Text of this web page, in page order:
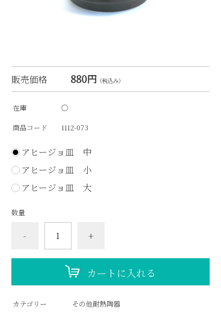
販売価格 880円 （税込み）
在庫
○
商品コード
1112-073
アヒージョ皿 中
アヒージョ皿 小
アヒージョ皿 大
数量
- +
カートに入れる
カテゴリー
その他耐熱陶器